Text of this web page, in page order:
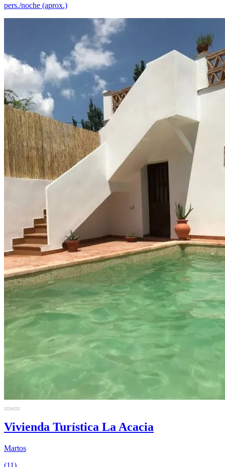
pers./noche (aprox.)
Vivienda Turística La Acacia
Martos